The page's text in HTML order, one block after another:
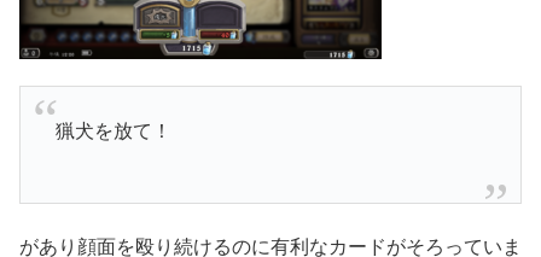
猟犬を放て！
があり顔面を殴り続けるのに有利なカードがそろっていま